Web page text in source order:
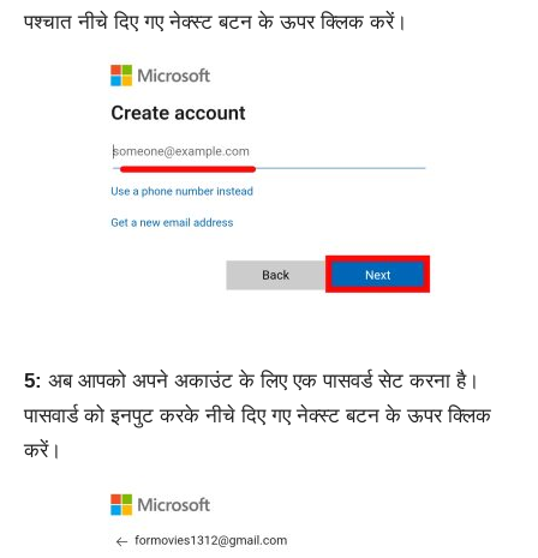
पश्चात नीचे दिए गए नेक्स्ट बटन के ऊपर क्लिक करें।
5: अब आपको अपने अकाउंट के लिए एक पासवर्ड सेट करना है।
पासवार्ड को इनपुट करके नीचे दिए गए नेक्स्ट बटन के ऊपर क्लिक
करें।